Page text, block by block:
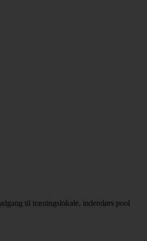
til træningslokale, indendørs pool